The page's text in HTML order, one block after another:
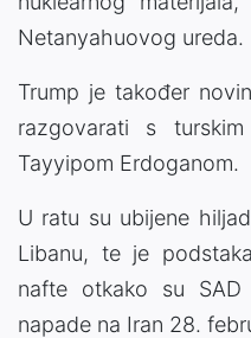
Netanyahuovog ureda.
Trump je također
razgovarati s turskim
Tayyipom Erdoganom.
U ratu su ubijene
Libanu, te je
nafte otkako su
napade na Iran 28.